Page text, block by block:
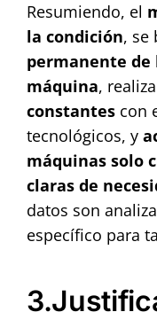
Resumiendo, el
la condición, se
permanente de
máquina,
constantescon
tecnológicos, y
máquinas solo
claras de
datos son
específico para